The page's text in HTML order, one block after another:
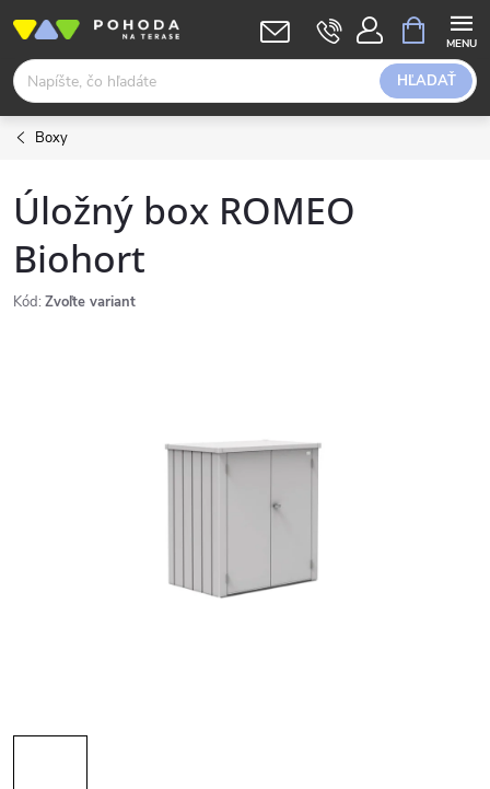
obsah
HĽADAŤ
KOŠÍK
Boxy
Úložný box ROMEO
Biohort
Kód: Zvoľte variant